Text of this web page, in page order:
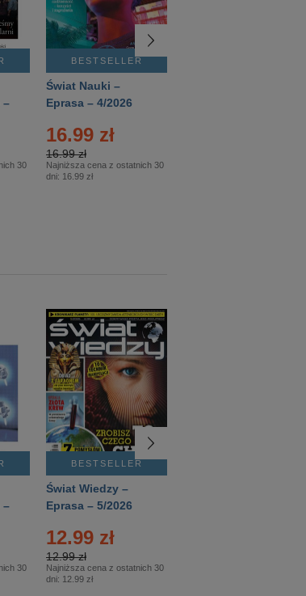
–
30
BESTSELLER
Świat Nauki –
Eprasa – 4/2026
16.99 zł
16.99 zł
Najniższa cena z ostatnich 30
dni: 16.99 zł
–
30
BESTSELLER
Świat Wiedzy –
Eprasa – 5/2026
12.99 zł
12.99 zł
Najniższa cena z ostatnich 30
dni: 12.99 zł